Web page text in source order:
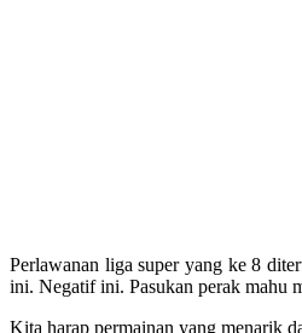
Perlawanan liga super yang ke 8
ini. Negatif ini. Pasukan perak mahu
Kita harap permainan yang menarik